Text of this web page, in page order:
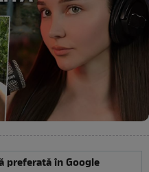
preferată în Google